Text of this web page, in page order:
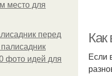
место для
перед
фото идей для
Как
Если